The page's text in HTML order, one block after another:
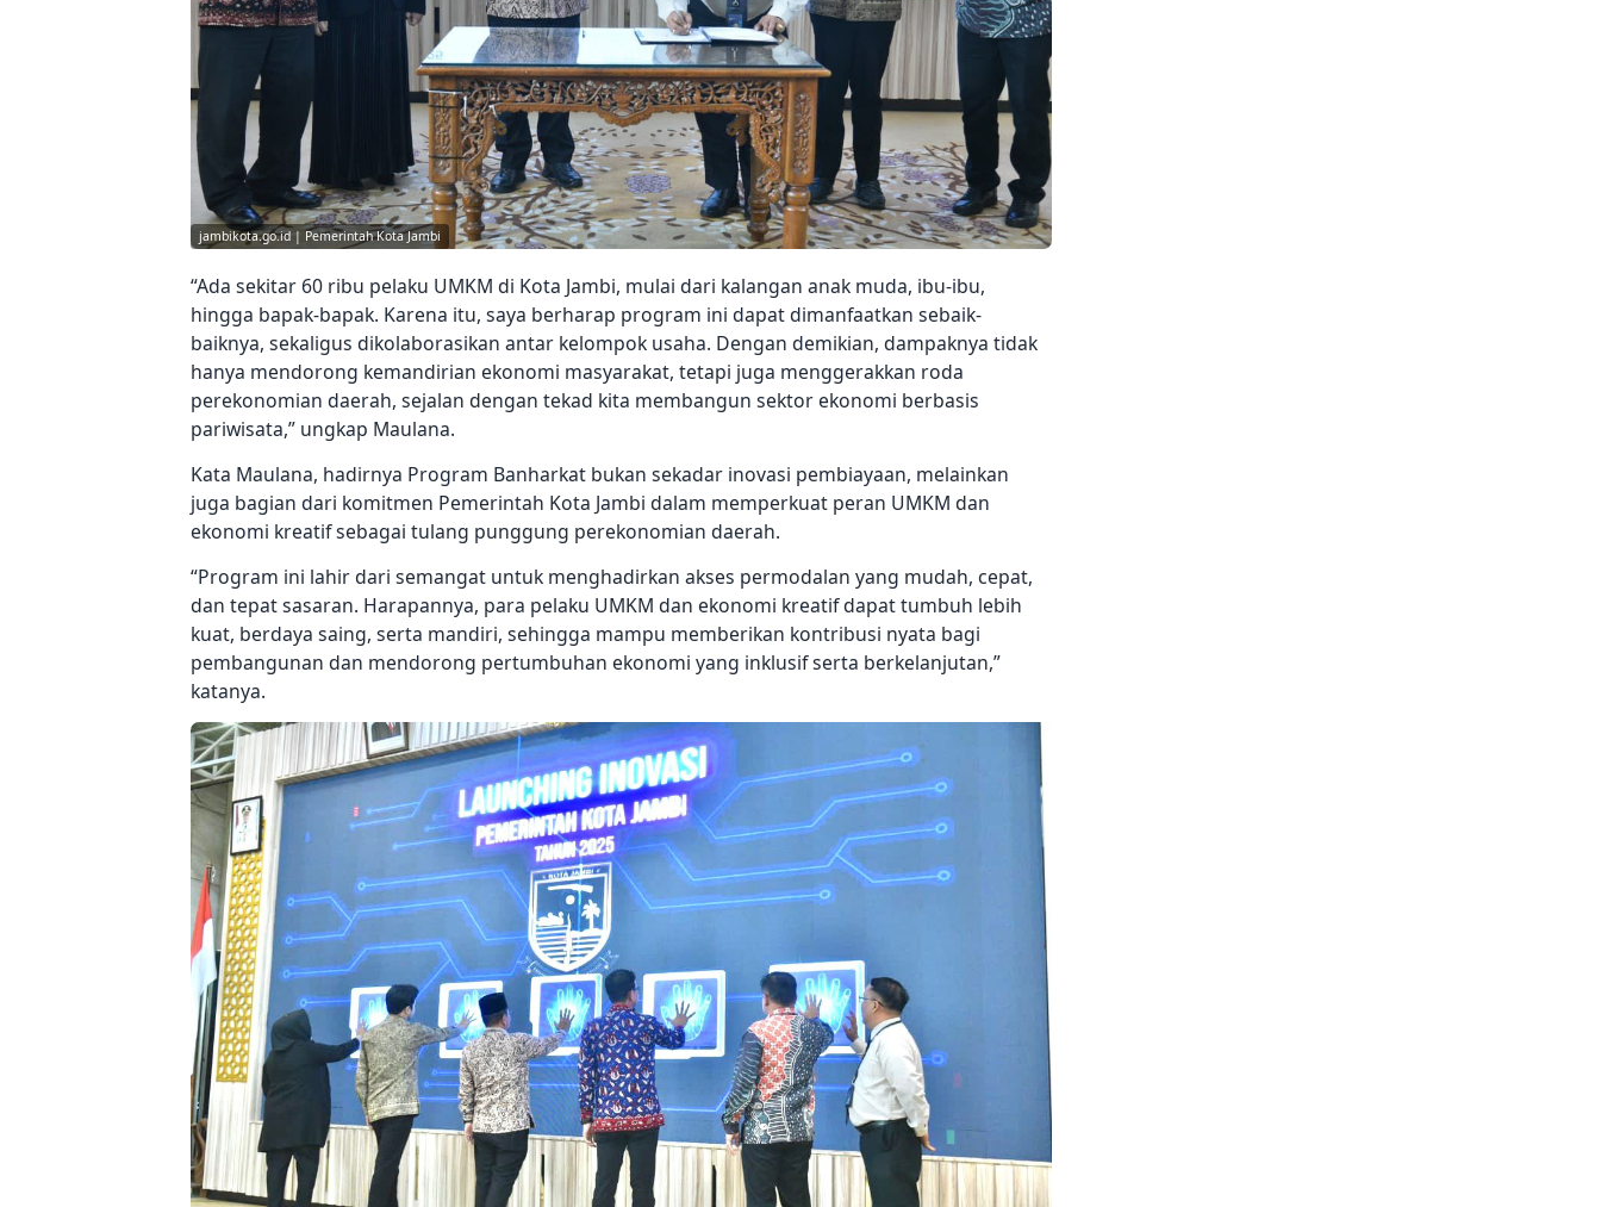
jambikota.go.id | Pemerintah Kota Jambi
“Ada sekitar 60 ribu pelaku UMKM di Kota Jambi, mulai dari kalangan anak muda, ibu-ibu,
hingga bapak-bapak. Karena itu, saya berharap program ini dapat dimanfaatkan sebaik-
baiknya, sekaligus dikolaborasikan antar kelompok usaha. Dengan demikian, dampaknya tidak
hanya mendorong kemandirian ekonomi masyarakat, tetapi juga menggerakkan roda
perekonomian daerah, sejalan dengan tekad kita membangun sektor ekonomi berbasis
pariwisata,” ungkap Maulana.
Kata Maulana, hadirnya Program Banharkat bukan sekadar inovasi pembiayaan, melainkan
juga bagian dari komitmen Pemerintah Kota Jambi dalam memperkuat peran UMKM dan
ekonomi kreatif sebagai tulang punggung perekonomian daerah.
“Program ini lahir dari semangat untuk menghadirkan akses permodalan yang mudah, cepat,
dan tepat sasaran. Harapannya, para pelaku UMKM dan ekonomi kreatif dapat tumbuh lebih
kuat, berdaya saing, serta mandiri, sehingga mampu memberikan kontribusi nyata bagi
pembangunan dan mendorong pertumbuhan ekonomi yang inklusif serta berkelanjutan,”
katanya.